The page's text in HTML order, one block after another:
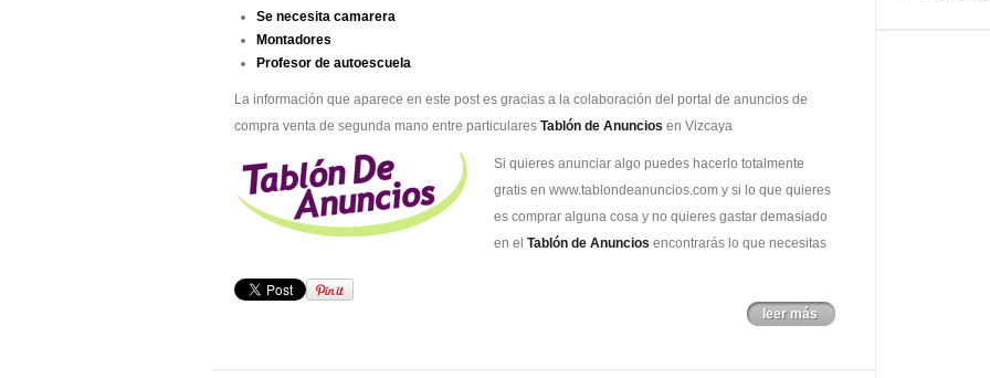
Se necesita camarera
Montadores
Profesor de autoescuela
La información que aparece en este post es gracias a la colaboración del portal de anuncios de
compra venta de segunda mano entre particulares Tablón de Anuncios en Vizcaya
Si quieres anunciar algo puedes hacerlo totalmente
gratis en www.tablondeanuncios.com y si lo que quieres
es comprar alguna cosa y no quieres gastar demasiado
en el Tablón de Anuncios encontrarás lo que necesitas
leer más